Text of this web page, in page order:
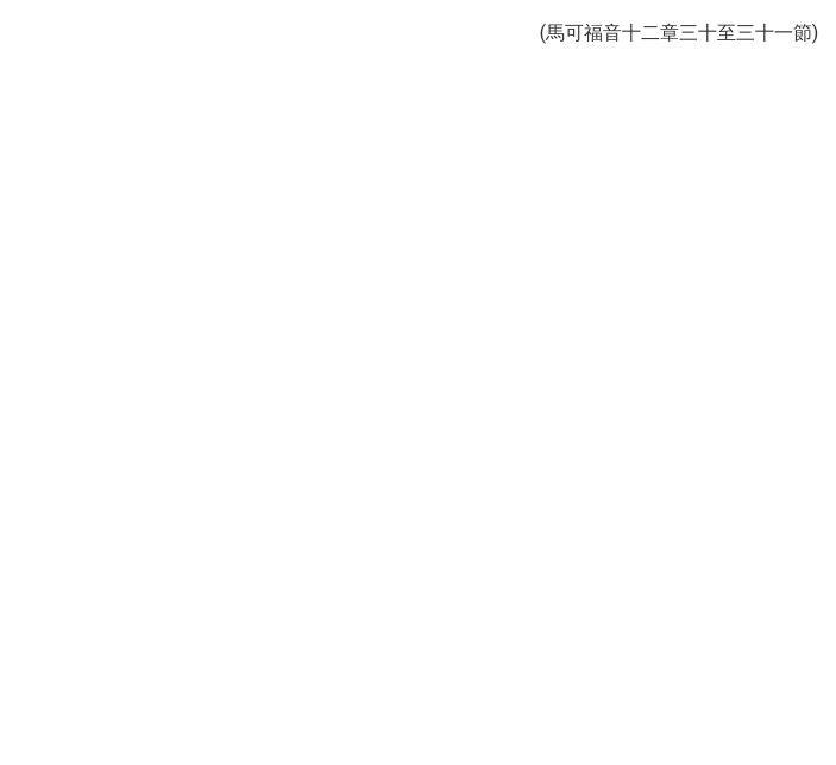
(馬可福音十二章三十至三十一節)